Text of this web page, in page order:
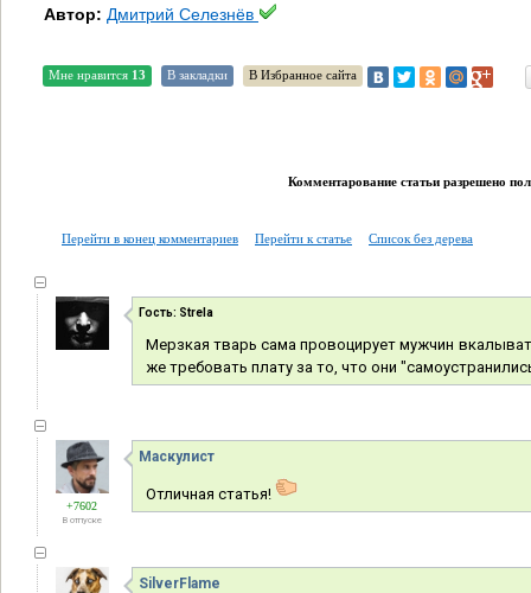
Автор: Дмитрий Селезнёв
Мне нравится 13 В закладки В Избранное сайта
Комментарование статьи разрешено
Перейти в конец комментариев Перейти к статье Список без дерева
Гость: Strela
Мерзкая тварь сама провоцирует мужчин
же требовать плату за то, что они
+7602
В отпуске
Маскулист
Отличная статья!
SilverFlame